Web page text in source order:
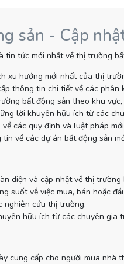
sản - Cập
tức mới nhất về thị trường
xu hướng mới nhất của thị
thông tin chi tiết về các phân
bất động sản theo khu
lời khuyên hữu ích từ các
các quy định và luật pháp
về các dự án bất động sản
diện và cập nhật về thị trường
suốt về việc mua, bán hoặc
nghiên cứu thị trường.
hữu ích từ các chuyên gia
cung cấp cho người mua nhà